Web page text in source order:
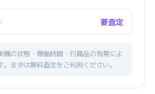
要査定
機の状態・稼働時間・付属品の有無によ
。まずは無料査定をご利用ください。